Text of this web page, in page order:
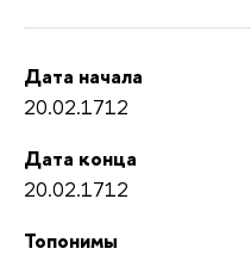
Дата начала
20.02.1712
Дата конца
20.02.1712
Топонимы